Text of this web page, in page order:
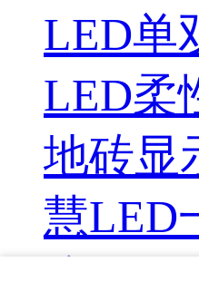
LED单
LED柔
地砖显
慧LED